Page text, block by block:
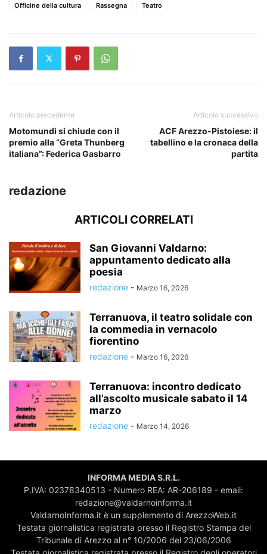
Officine della cultura
Rassegna Teatro
Articolo precedente
Motomundi si chiude con il
premio alla “Greta Thunberg
italiana”: Federica Gasbarro
Articolo successivo
ACF Arezzo-Pistoiese: il
tabellino e la cronaca della
partita
redazione
ARTICOLI CORRELATI
San Giovanni Valdarno:
appuntamento dedicato alla
poesia
redazione - Marzo 16, 2026
Terranuova, il teatro solidale con
la commedia in vernacolo
fiorentino
redazione - Marzo 16, 2026
Terranuova: incontro dedicato
all’ascolto musicale sabato il 14
marzo
redazione - Marzo 14, 2026
INFORMA MEDIA S.R.L.
P.IVA: 02378340513 - Numero REA: AR-206189 - email:
redazione@valdarnoinforma.it
ValdarnoInforma.it è un supplemento di ArezzoWeb.it
Testata giornalistica registrata presso il Registro Stampa del
Tribunale di Arezzo al n° 10/2006 del 23/06/2006